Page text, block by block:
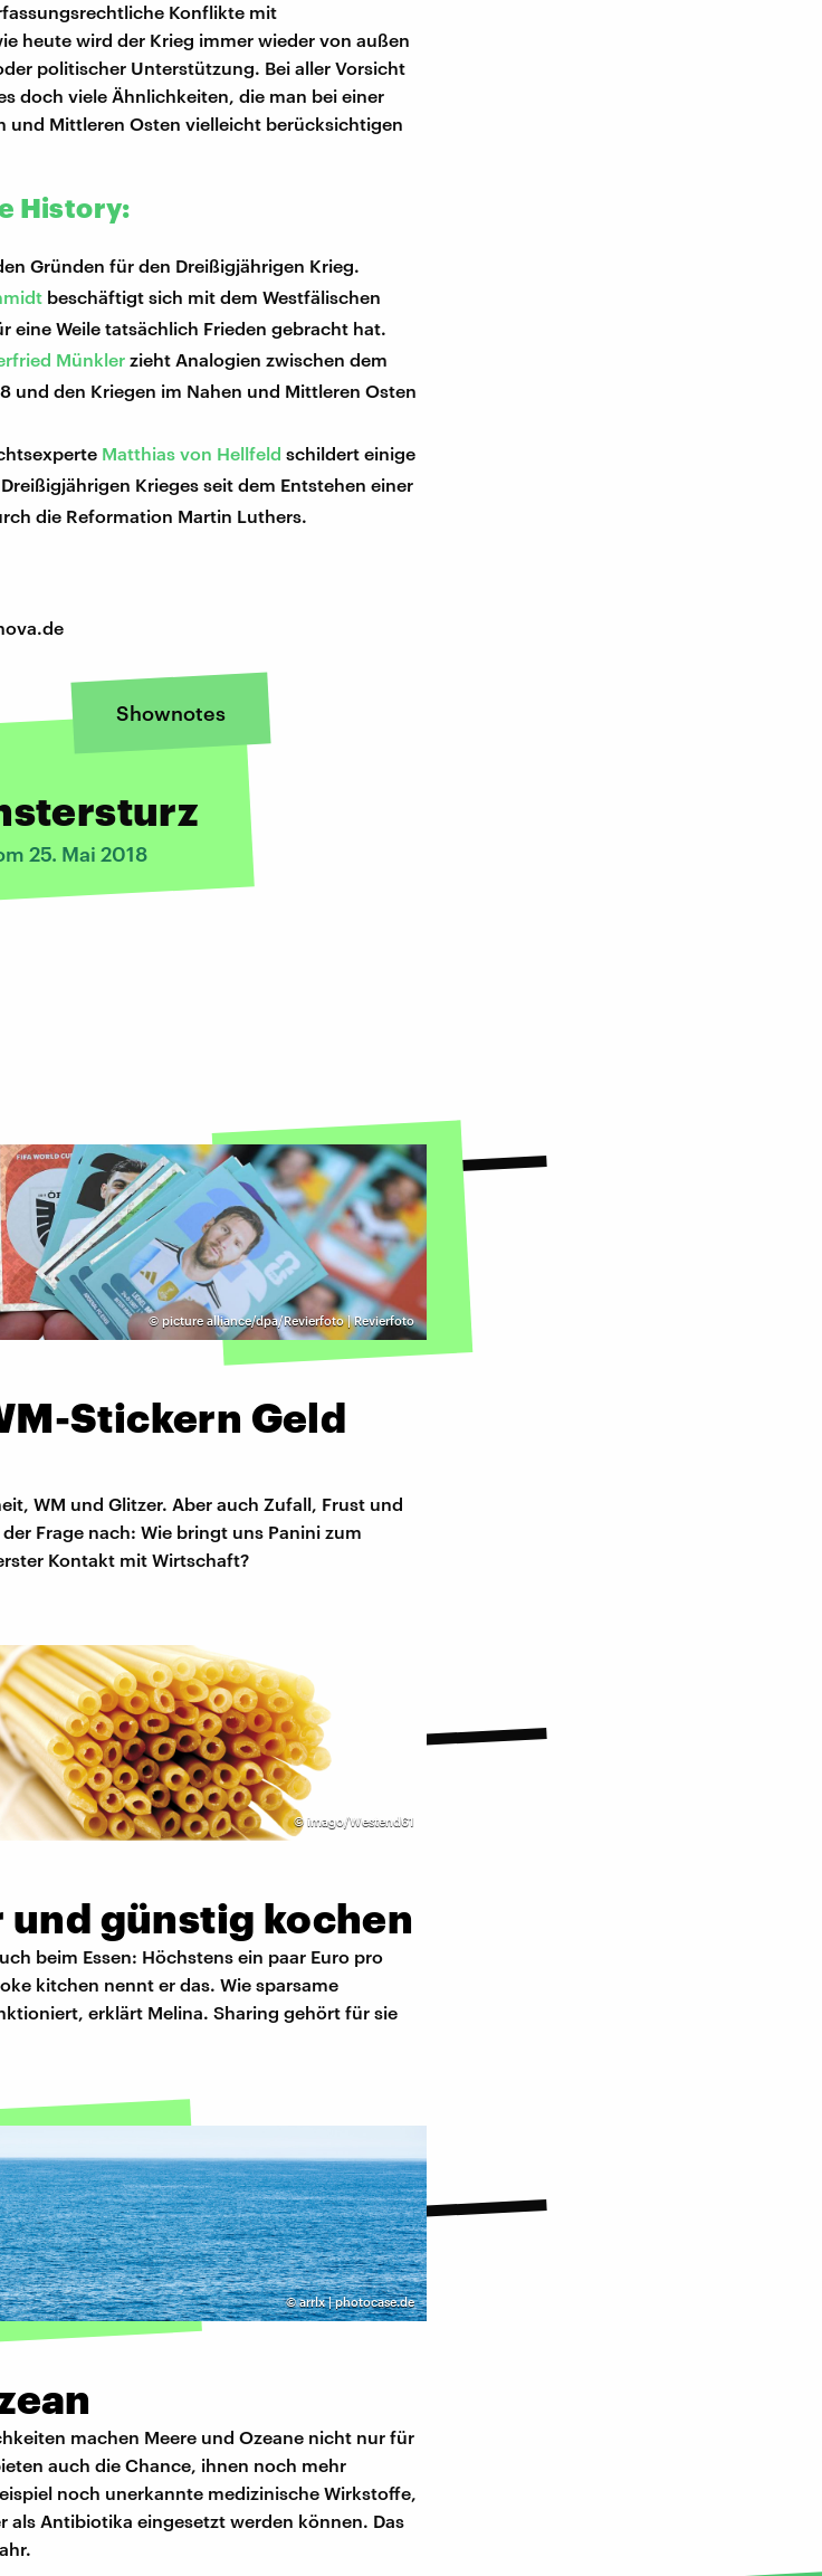
Konflikte mit
heute wird der Krieg immer wieder von außen
politischer Unterstützung. Bei aller Vorsicht
doch viele Ähnlichkeiten, die man bei einer
und Mittleren Osten vielleicht berücksichtigen
History:
Gründen für den Dreißigjährigen Krieg.
beschäftigt sich mit dem Westfälischen
eine Weile tatsächlich Frieden gebracht hat.
Münkler zieht Analogien zwischen dem
und den Kriegen im Nahen und Mittleren Osten
Matthias von Hellfeld schildert einige
Krieges seit dem Entstehen einer
die Reformation Martin Luthers.
Shownotes
25. Mai 2018
© picture alliance/dpa/Revierfoto | Revierfoto
Stickern Geld
WM und Glitzer. Aber auch Zufall, Frust und
Frage nach: Wie bringt uns Panini zum
Kontakt mit Wirtschaft?
© imago/Westend61
günstig kochen
beim Essen: Höchstens ein paar Euro pro
kitchen nennt er das. Wie sparsame
erklärt Melina. Sharing gehört für sie
©arrlx | photocase.de
machen Meere und Ozeane nicht nur für
auch die Chance, ihnen noch mehr
noch unerkannte medizinische Wirkstoffe,
als Antibiotika eingesetzt werden können. Das